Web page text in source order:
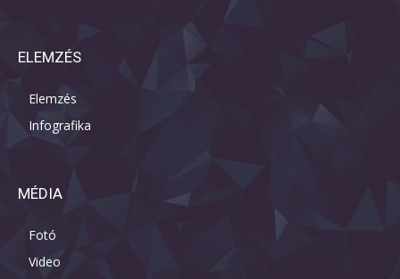
ELEMZÉS
Elemzés
Infografika
MÉDIA
Fotó
Video